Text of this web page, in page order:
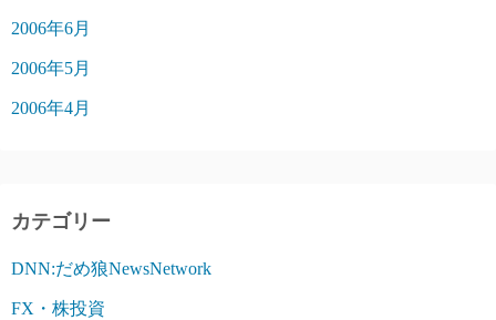
2006年6月
2006年5月
2006年4月
カテゴリー
DNN:だめ狼NewsNetwork
FX・株投資